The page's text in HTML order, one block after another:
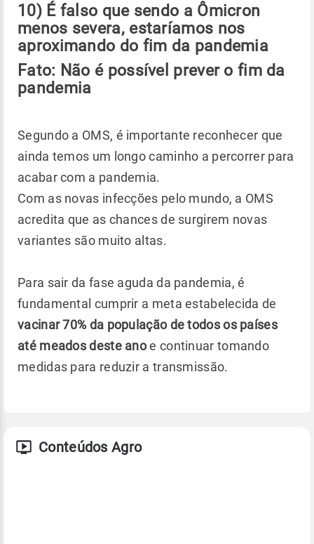
10) É falso que sendo a Ômicron
menos severa, estaríamos nos
aproximando do fim da pandemia
Fato: Não é possível prever o fim da
pandemia
Segundo a OMS, é importante reconhecer que
ainda temos um longo caminho a percorrer para
acabar com a pandemia.
Com as novas infecções pelo mundo, a OMS
acredita que as chances de surgirem novas
variantes são muito altas.
Para sair da fase aguda da pandemia, é
fundamental cumprir a meta estabelecida de
vacinar 70% da população de todos os países
até meados deste anoe continuar tomando
medidas para reduzir a transmissão.
Conteúdos Agro